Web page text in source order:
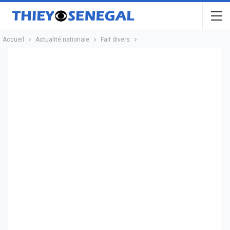
Accueil Actualité nationale Fait divers